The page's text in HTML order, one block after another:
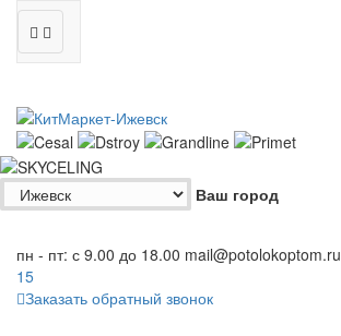
Ваш город
пн - пт: с 9.00 до 18.00 mail@potolokoptom.ru
15
Заказать обратный звонок